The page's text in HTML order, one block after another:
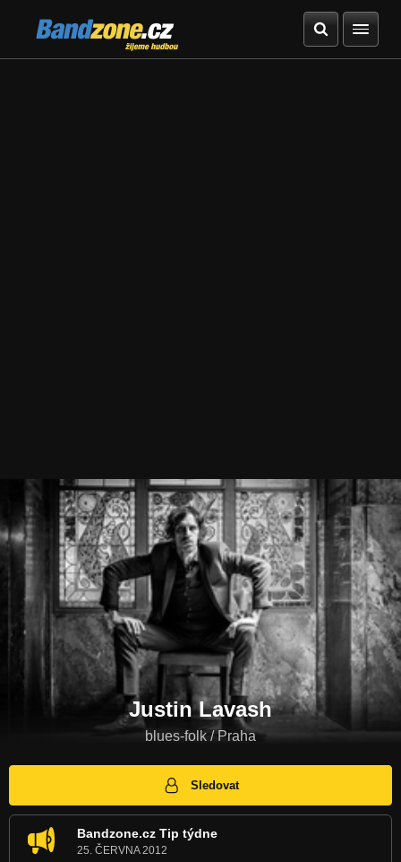
Bandzone.cz
žijeme hudbou
Justin Lavash
blues-folk / Praha
Sledovat
Bandzone.cz Tip týdne
25. ČERVNA 2012